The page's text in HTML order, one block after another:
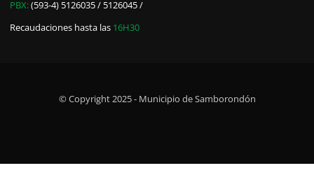
PBX:(593-4) 5126035 / 5126045 /
Recaudaciones hasta las 16H30
© Copyright 2025 - Municipio de Samborondón